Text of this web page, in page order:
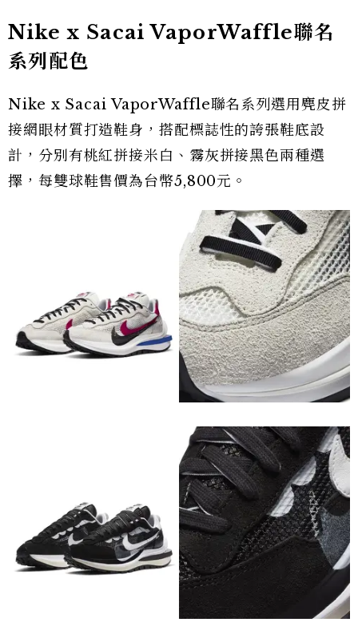
Nike x Sacai VaporWaffle聯名
系列配色
Nike x Sacai VaporWaffle聯名系列選用麂皮拼
接網眼材質打造鞋身，搭配標誌性的誇張鞋底設
計，分別有桃紅拼接米白、霧灰拼接黑色兩種選
擇，每雙球鞋售價為台幣5,800元。